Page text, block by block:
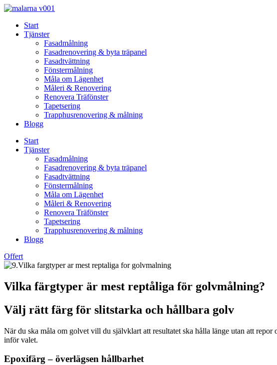
Skip
contentStart
Tjänster
Fasadmålning
Fasadrenovering & byta träpanel
Fasadtvättning
Fönstermålning
Måla om Lägenhet
Måleri & Renovering
Renovera Träfönster
Tapetsering
Trapphusrenovering & målning
Blogg
Start
Tjänster
Fasadmålning
Fasadrenovering & byta träpanel
Fasadtvättning
Fönstermålning
Måla om Lägenhet
Måleri & Renovering
Renovera Träfönster
Tapetsering
Trapphusrenovering & målning
Blogg
Offert
Vilka färgtyper är mest reptåliga för golvmålning?
Välj rätt färg för slitstarka och hållbara golv
När du ska måla om golvet vill du självklart att resultatet ska hålla länge utan att
inför valet.
Epoxifärg – överlägsen hållbarhet